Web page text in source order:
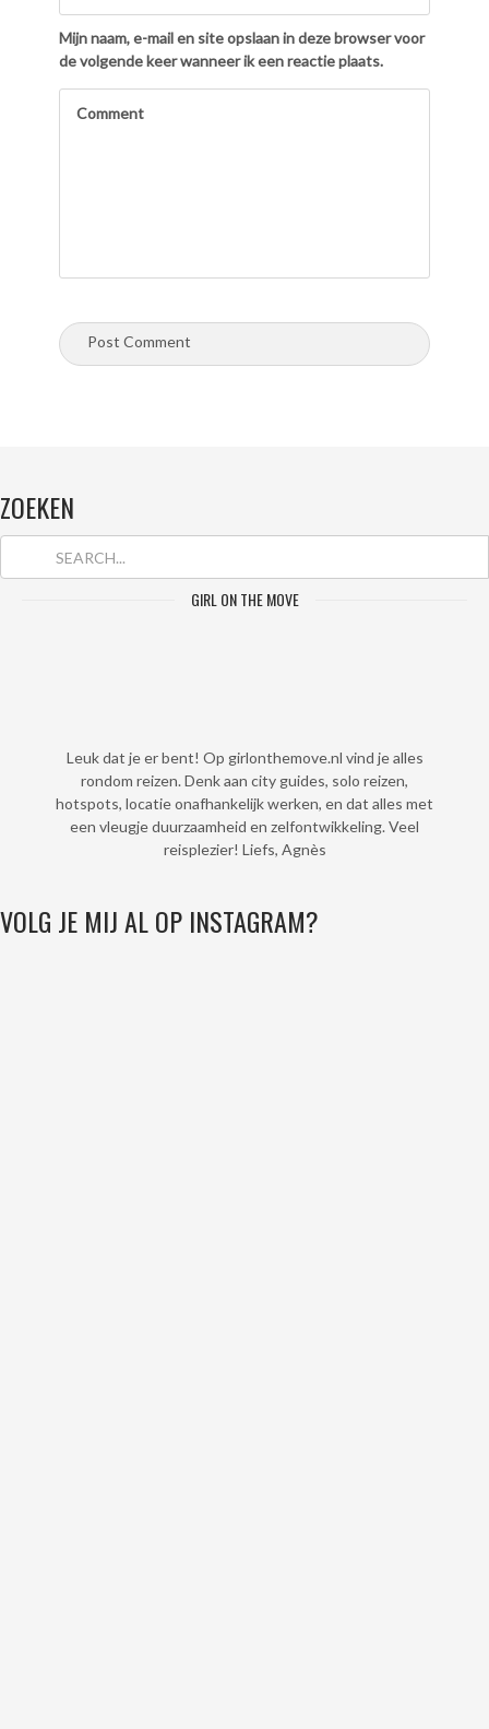
Mijn naam, e-mail en site opslaan in deze browser voor
de volgende keer wanneer ik een reactie plaats.
ZOEKEN
GIRL ON THE MOVE
Leuk dat je er bent! Op girlonthemove.nl vind je alles
rondom reizen. Denk aan city guides, solo reizen,
hotspots, locatie onafhankelijk werken, en dat alles met
een vleugje duurzaamheid en zelfontwikkeling. Veel
reisplezier! Liefs, Agnès
VOLG JE MIJ AL OP INSTAGRAM?